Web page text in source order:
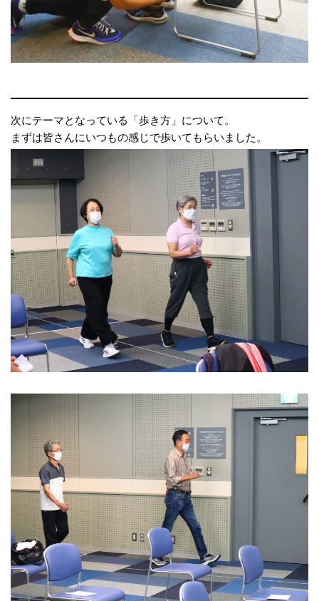
次にテーマとなっている「歩き方」について。
まずは皆さんにいつもの感じで歩いてもらいました。